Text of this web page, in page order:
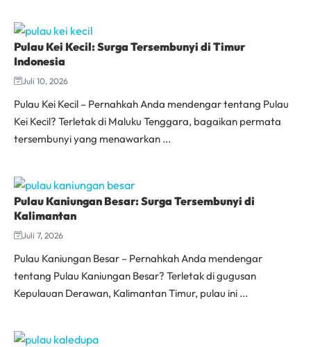
Pulau Kei Kecil: Surga Tersembunyi di Timur
Indonesia
Juli 10, 2026
Pulau Kei Kecil – Pernahkah Anda mendengar tentang Pulau
Kei Kecil? Terletak di Maluku Tenggara, bagaikan permata
tersembunyi yang menawarkan ...
Pulau Kaniungan Besar: Surga Tersembunyi di
Kalimantan
Juli 7, 2026
Pulau Kaniungan Besar – Pernahkah Anda mendengar
tentang Pulau Kaniungan Besar? Terletak di gugusan
Kepulauan Derawan, Kalimantan Timur, pulau ini ...